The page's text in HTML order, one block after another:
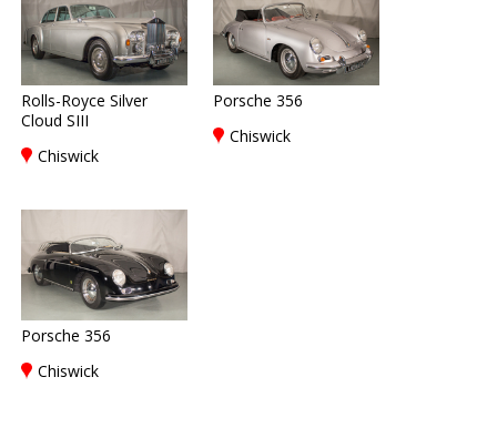
Rolls-Royce Silver
Cloud SIII
Chiswick
Porsche 356
Chiswick
Porsche 356
Chiswick